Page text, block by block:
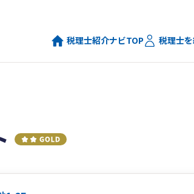
税理士紹介ナビTOP 税理士